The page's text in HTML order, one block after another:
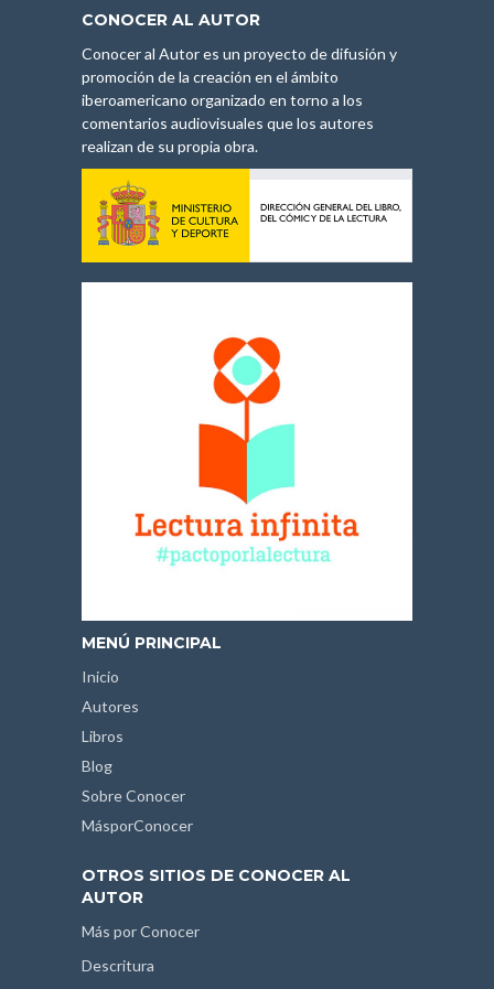
CONOCER AL AUTOR
Conocer al Autor es un proyecto de difusión y
promoción de la creación en el ámbito
iberoamericano organizado en torno a los
comentarios audiovisuales que los autores
realizan de su propia obra.
MENÚ PRINCIPAL
Inicio
Autores
Libros
Blog
Sobre Conocer
MásporConocer
OTROS SITIOS DE CONOCER AL
AUTOR
Más por Conocer
Descritura